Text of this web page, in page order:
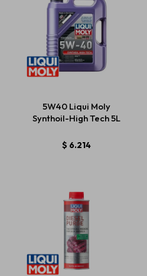
5W40 Liqui Moly
Synthoil-High Tech 5L
$ 6.214